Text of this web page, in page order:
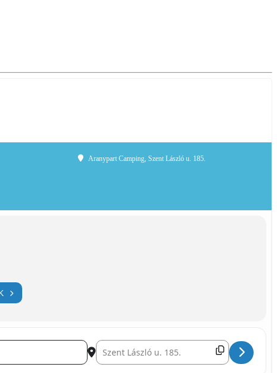
Aranypart Camping, Szent László u. 185.
Destination Address - Aloha Party []